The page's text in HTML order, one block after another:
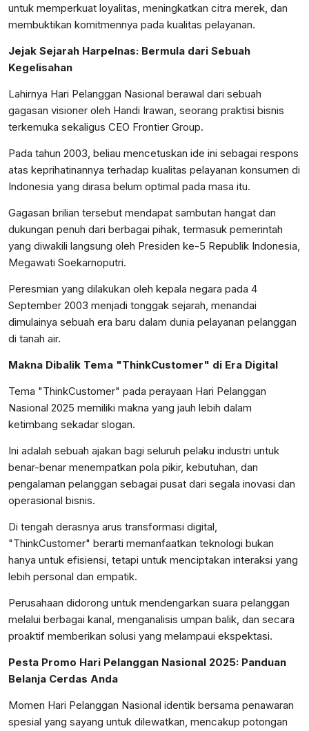
untuk memperkuat loyalitas, meningkatkan citra merek, dan
membuktikan komitmennya pada kualitas pelayanan.
Jejak Sejarah Harpelnas: Bermula dari Sebuah
Kegelisahan
Lahirnya Hari Pelanggan Nasional berawal dari sebuah
gagasan visioner oleh Handi Irawan, seorang praktisi bisnis
terkemuka sekaligus CEO Frontier Group.
Pada tahun 2003, beliau mencetuskan ide ini sebagai respons
atas keprihatinannya terhadap kualitas pelayanan konsumen di
Indonesia yang dirasa belum optimal pada masa itu.
Gagasan brilian tersebut mendapat sambutan hangat dan
dukungan penuh dari berbagai pihak, termasuk pemerintah
yang diwakili langsung oleh Presiden ke-5 Republik Indonesia,
Megawati Soekarnoputri.
Peresmian yang dilakukan oleh kepala negara pada 4
September 2003 menjadi tonggak sejarah, menandai
dimulainya sebuah era baru dalam dunia pelayanan pelanggan
di tanah air.
Makna Dibalik Tema "ThinkCustomer" di Era Digital
Tema "ThinkCustomer" pada perayaan Hari Pelanggan
Nasional 2025 memiliki makna yang jauh lebih dalam
ketimbang sekadar slogan.
Ini adalah sebuah ajakan bagi seluruh pelaku industri untuk
benar-benar menempatkan pola pikir, kebutuhan, dan
pengalaman pelanggan sebagai pusat dari segala inovasi dan
operasional bisnis.
Di tengah derasnya arus transformasi digital,
"ThinkCustomer" berarti memanfaatkan teknologi bukan
hanya untuk efisiensi, tetapi untuk menciptakan interaksi yang
lebih personal dan empatik.
Perusahaan didorong untuk mendengarkan suara pelanggan
melalui berbagai kanal, menganalisis umpan balik, dan secara
proaktif memberikan solusi yang melampaui ekspektasi.
Pesta Promo Hari Pelanggan Nasional 2025: Panduan
Belanja Cerdas Anda
Momen Hari Pelanggan Nasional identik bersama penawaran
spesial yang sayang untuk dilewatkan, mencakup potongan